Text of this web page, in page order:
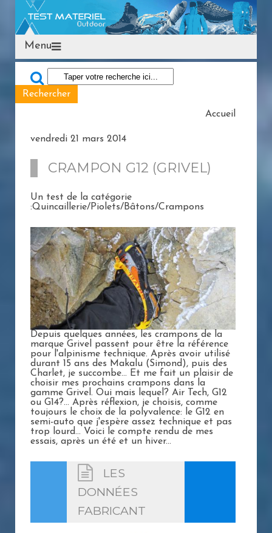
Menu
Accueil
vendredi 21 mars 2014
CRAMPON G12 (GRIVEL)
Un test de la catégorie
:Quincaillerie/Piolets/Bâtons/Crampons
Depuis quelques années, les crampons de la
marque Grivel passent pour être la référence
pour l'alpinisme technique. Après avoir utilisé
durant 15 ans des Makalu (Simond), puis des
Charlet, je succombe... Et me fait un plaisir de
choisir mes prochains crampons dans la
gamme Grivel. Oui mais lequel? Air Tech, G12
ou G14?... Après réflexion, je choisis, comme
toujours le choix de la polyvalence: le G12 en
semi-auto que j'espère assez technique et pas
trop lourd... Voici le compte rendu de mes
essais, après un été et un hiver...
LES
DONNÉES
FABRICANT